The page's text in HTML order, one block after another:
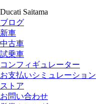
Ducati Saitama
ブログ
新車
中古車
試乗車
コンフィギュレーター
お支払いシミュレーション
ストア
お問い合わせ